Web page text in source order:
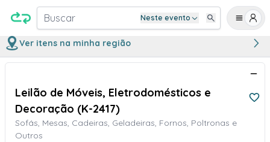
Buscar Neste evento
Ver itens na minha região
Leilão de Móveis, Eletrodomésticos e
Decoração (K-2417)
Sofás, Mesas, Cadeiras, Geladeiras, Fornos, Poltronas e
Outros